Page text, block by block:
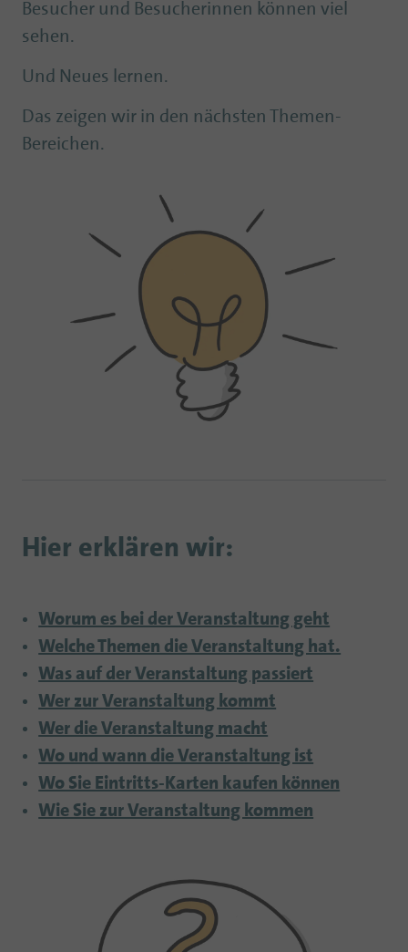
Besucher und Besucherinnen können viel
sehen.
Und Neues lernen.
Das zeigen wir in den nächsten Themen-
Bereichen.
Hier erklären wir:
Worum es bei der Veranstaltung geht
Welche Themen die Veranstaltung hat.
Was auf der Veranstaltung passiert
Wer zur Veranstaltung kommt
Wer die Veranstaltung macht
Wo und wann die Veranstaltung ist
Wo Sie Eintritts-Karten kaufen können
Wie Sie zur Veranstaltung kommen